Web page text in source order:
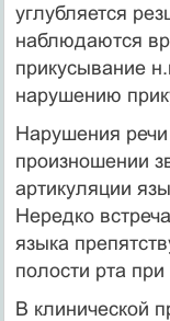
углубляется
наблюдаются
прикусывание
нарушению
Нарушения
произношении
артикуляции
Нередко
языка
полости рта
В клинической